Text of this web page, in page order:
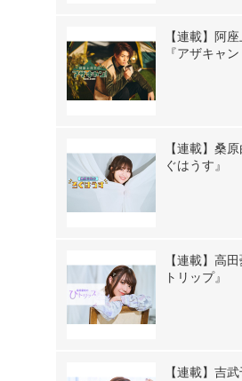
【連載】阿
『アザキャン
【連載】桑
ぐはうす』
【連載】高
トリップ』
【連載】吉